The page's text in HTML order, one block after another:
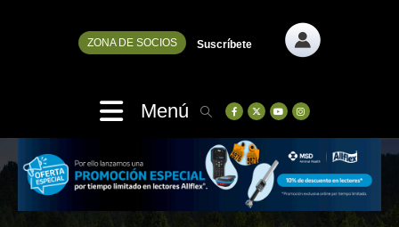
ZONA DE SOCIOS Suscríbete
Menú